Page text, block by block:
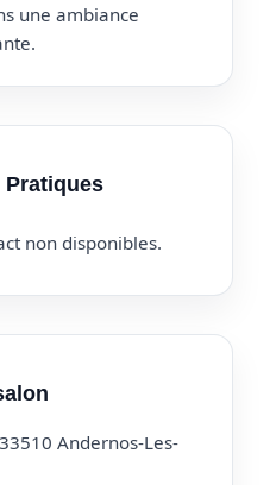
une ambiance
non disponibles.
Andernos-Les-